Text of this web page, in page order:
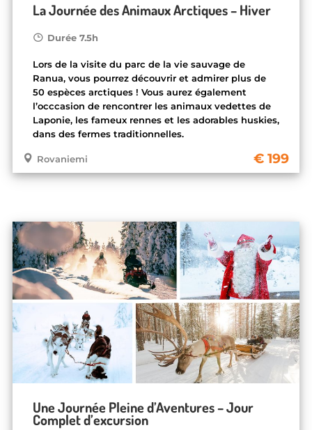
La Journée des Animaux Arctiques – Hiver
Durée 7.5h
Lors de la visite du parc de la vie sauvage de
Ranua, vous pourrez découvrir et admirer plus de
50 espèces arctiques ! Vous aurez également
l’occcasion de rencontrer les animaux vedettes de
Laponie, les fameux rennes et les adorables huskies,
dans des fermes traditionnelles.
Rovaniemi 199
Une Journée Pleine d’Aventures – Jour
Complet d’excursion